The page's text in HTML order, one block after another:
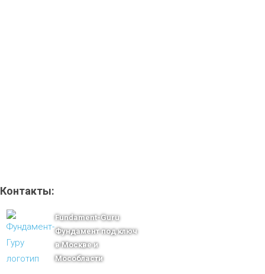
Контакты:
Fundament-Guru
Фундамент под ключ
в Москве и
Мособласти